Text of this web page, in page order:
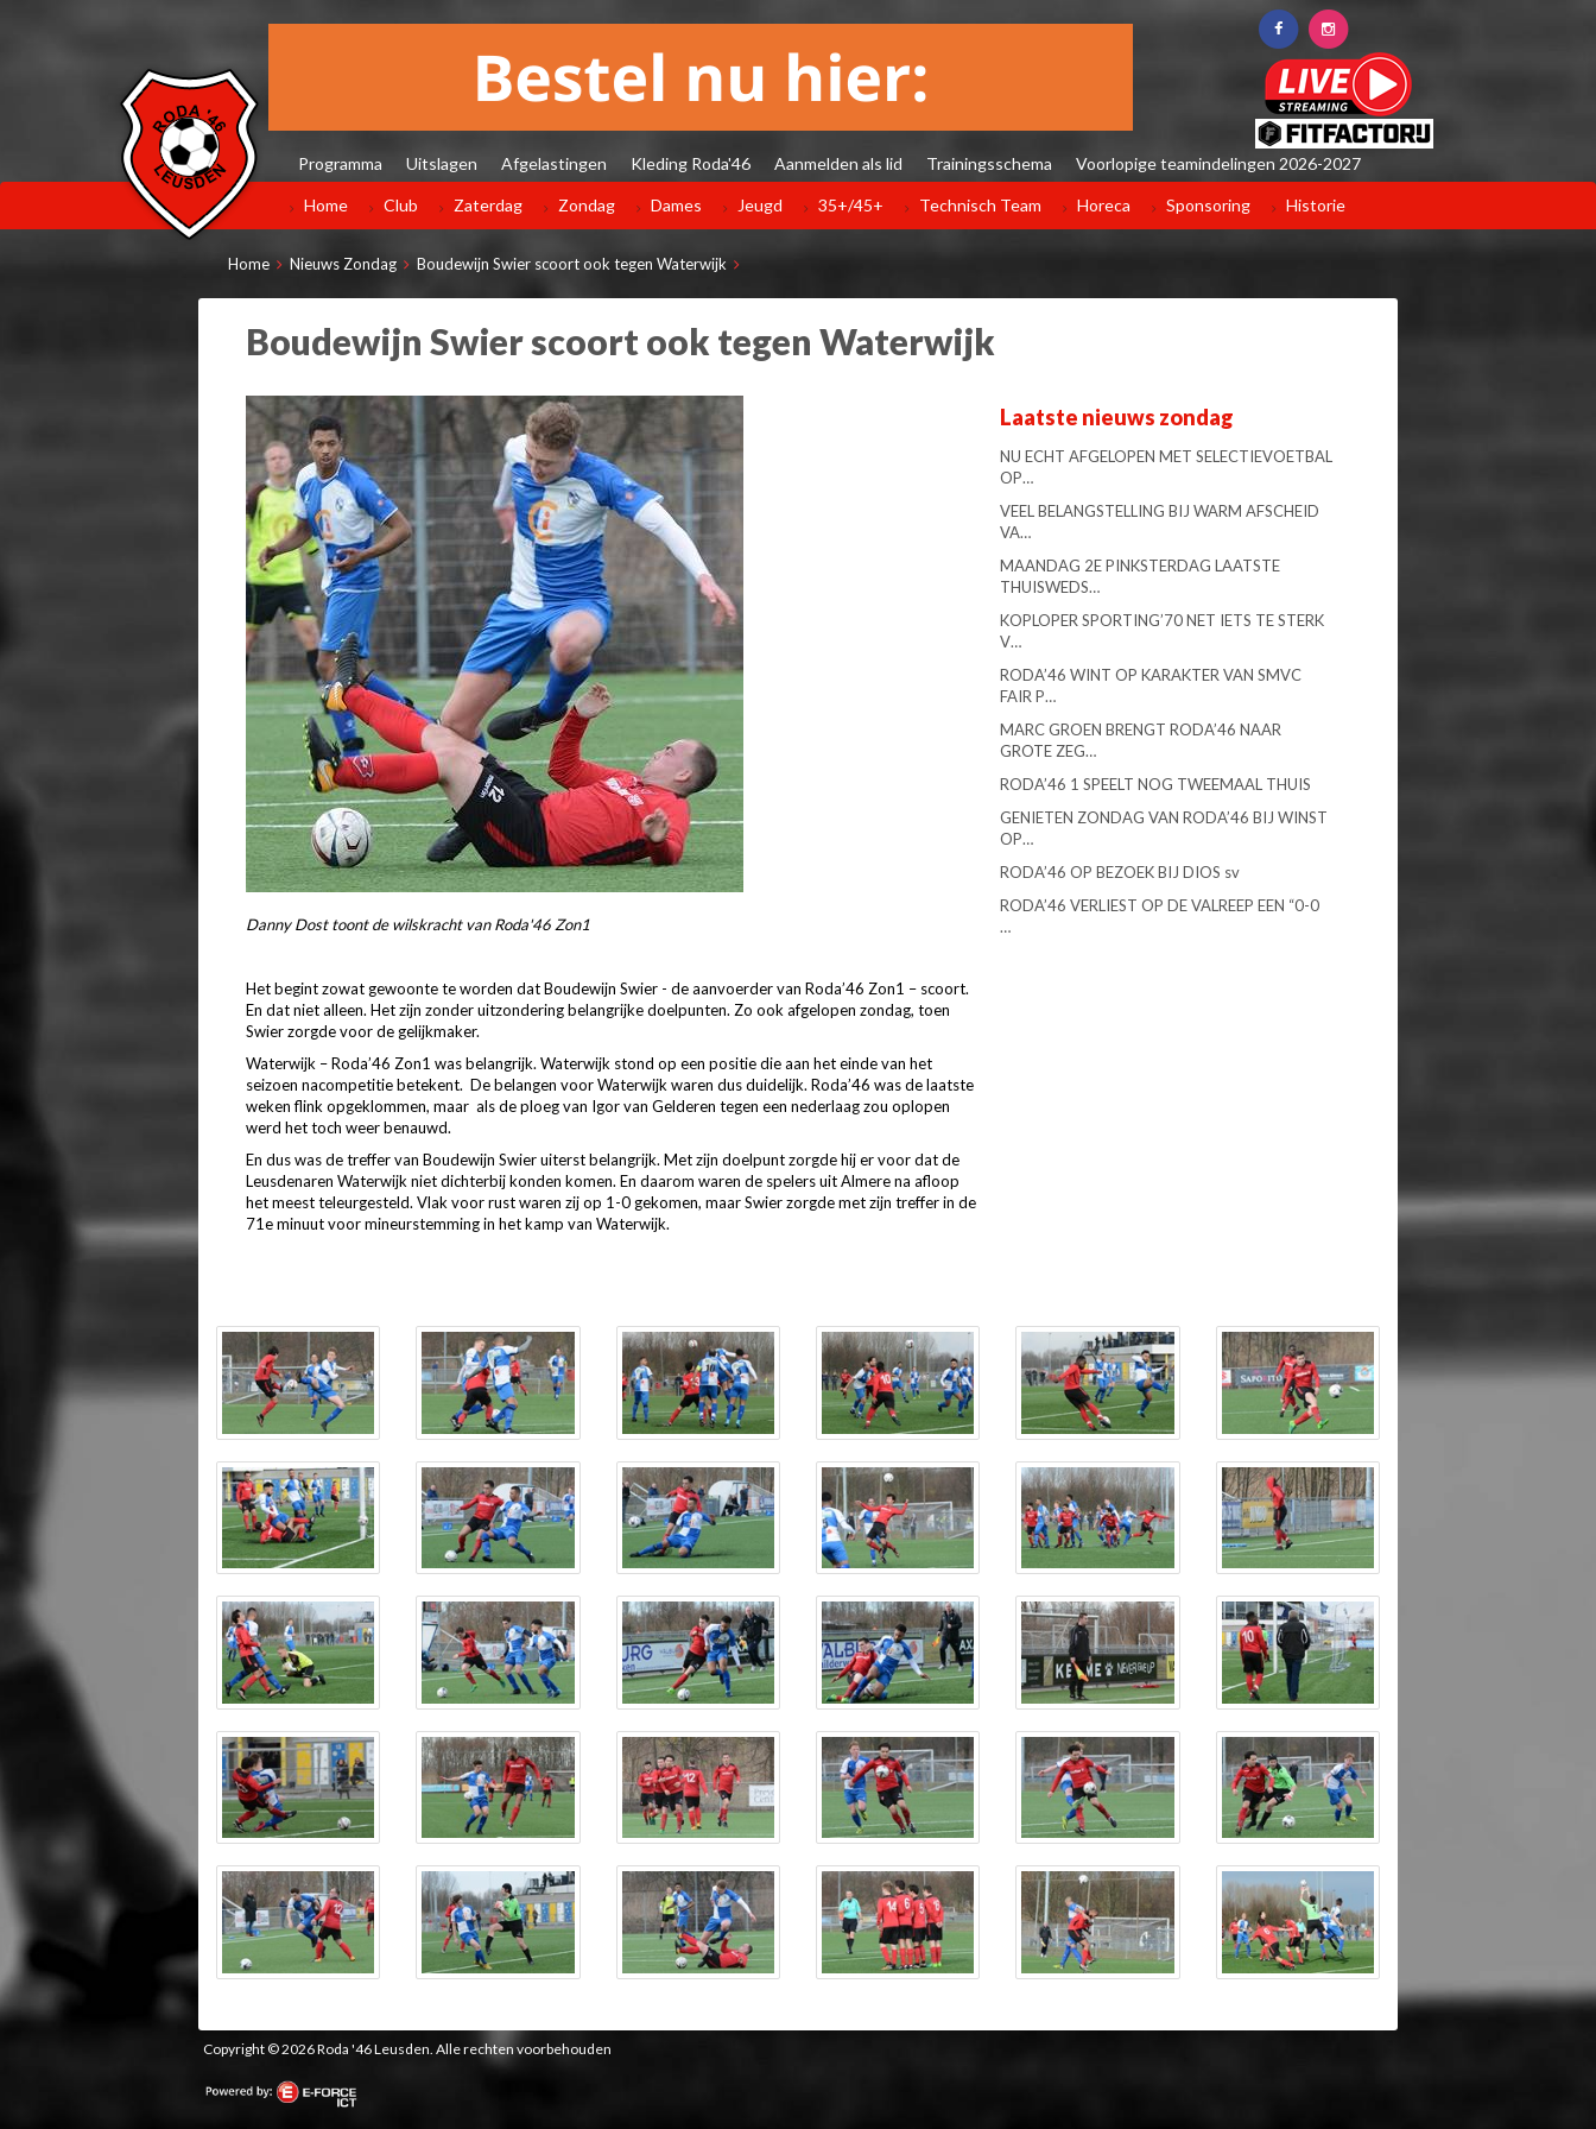
Programma Uitslagen Afgelastingen Kleding Roda'46 Aanmelden als lid Trainingsschema Voorlopige teamindelingen 2026-2027
Home Club Zaterdag Zondag Dames Jeugd 35+/45+ Technisch Team Horeca Sponsoring Historie
Home Nieuws Zondag Boudewijn Swier scoort ook tegen Waterwijk
Boudewijn Swier scoort ook tegen Waterwijk
Danny Dost toont de wilskracht van Roda'46 Zon1
Het begint zowat gewoonte te worden dat Boudewijn Swier - de aanvoerder van Roda’46 Zon1 – scoort.
En dat niet alleen. Het zijn zonder uitzondering belangrijke doelpunten. Zo ook afgelopen zondag, toen
Swier zorgde voor de gelijkmaker.
Waterwijk – Roda’46 Zon1 was belangrijk. Waterwijk stond op een positie die aan het einde van het
seizoen nacompetitie betekent. De belangen voor Waterwijk waren dus duidelijk. Roda’46 was de laatste
weken flink opgeklommen, maar als de ploeg van Igor van Gelderen tegen een nederlaag zou oplopen
werd het toch weer benauwd.
En dus was de treffer van Boudewijn Swier uiterst belangrijk. Met zijn doelpunt zorgde hij er voor dat de
Leusdenaren Waterwijk niet dichterbij konden komen. En daarom waren de spelers uit Almere na afloop
het meest teleurgesteld. Vlak voor rust waren zij op 1-0 gekomen, maar Swier zorgde met zijn treffer in de
71e minuut voor mineurstemming in het kamp van Waterwijk.
Laatste nieuws zondag
NU ECHT AFGELOPEN MET SELECTIEVOETBAL
OP…
VEEL BELANGSTELLING BIJ WARM AFSCHEID
VA…
MAANDAG 2E PINKSTERDAG LAATSTE
THUISWEDS…
KOPLOPER SPORTING’70 NET IETS TE STERK
V…
RODA’46 WINT OP KARAKTER VAN SMVC
FAIR P…
MARC GROEN BRENGT RODA’46 NAAR
GROTE ZEG…
RODA’46 1 SPEELT NOG TWEEMAAL THUIS
GENIETEN ZONDAG VAN RODA’46 BIJ WINST
OP…
RODA’46 OP BEZOEK BIJ DIOS sv
RODA’46 VERLIEST OP DE VALREEP EEN “0-0
…
Copyright © 2026 Roda '46 Leusden. Alle rechten voorbehouden